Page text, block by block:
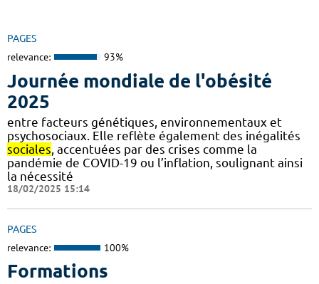
PAGES
relevance: 93%
Journée mondiale de l'obésité
2025
entre facteurs génétiques, environnementaux et
psychosociaux. Elle reflète également des inégalités
sociales , accentuées par des crises comme la
pandémie de COVID-19 ou l’inflation, soulignant ainsi
la nécessité
18/02/2025 15:14
PAGES
relevance: 100%
Formations